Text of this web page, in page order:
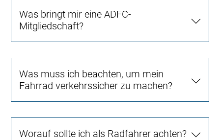
Was bringt mir eine ADFC-
Mitgliedschaft?
Was muss ich beachten, um mein
Fahrrad verkehrssicher zu machen?
Worauf sollte ich als Radfahrer achten?